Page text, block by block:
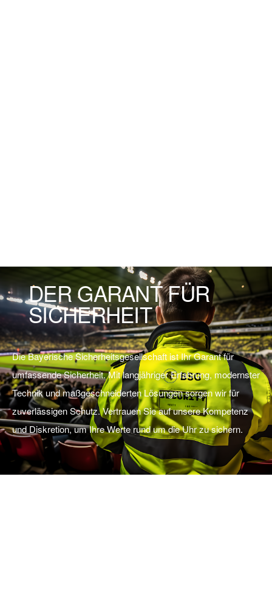
DER GARANT FÜR
SICHERHEIT
Die Bayerische Sicherheitsgesellschaft ist Ihr Garant für
umfassende Sicherheit. Mit langjähriger Erfahrung, modernster
Technik und maßgeschneiderten Lösungen sorgen wir für
zuverlässigen Schutz. Vertrauen Sie auf unsere Kompetenz
und Diskretion, um Ihre Werte rund um die Uhr zu sichern.